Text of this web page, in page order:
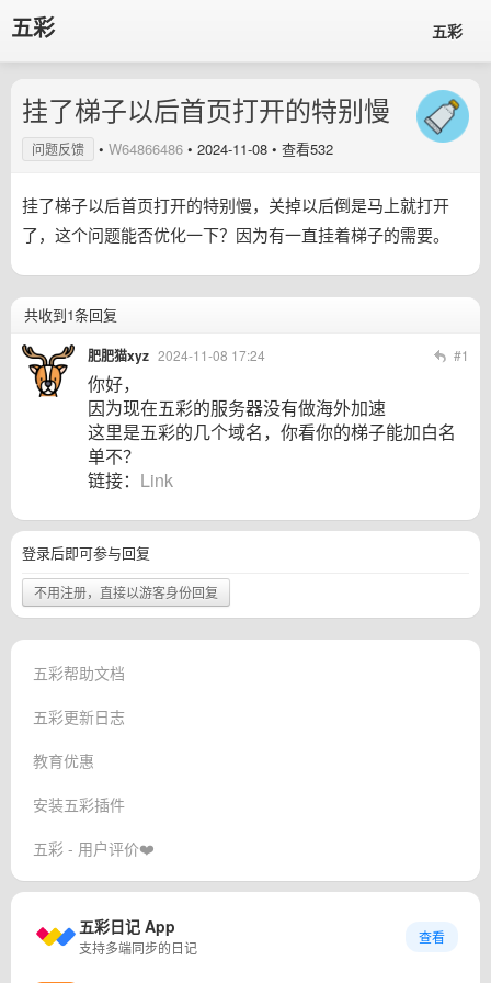
五彩 五彩
挂了梯子以后首页打开的特别慢
问题反馈 • W64866486 • 2024-11-08 • 查看532
挂了梯子以后首页打开的特别慢，关掉以后倒是马上就打开
了，这个问题能否优化一下？因为有一直挂着梯子的需要。
共收到1条回复
肥肥猫xyz 2024-11-08 17:24 #1
你好，
因为现在五彩的服务器没有做海外加速
这里是五彩的几个域名，你看你的梯子能加白名
单不？
链接： Link
登录后即可参与回复
不用注册，直接以游客身份回复
五彩帮助文档
五彩更新日志
教育优惠
安装五彩插件
五彩 - 用户评价❤️
五彩日记 App
支持多端同步的日记
查看